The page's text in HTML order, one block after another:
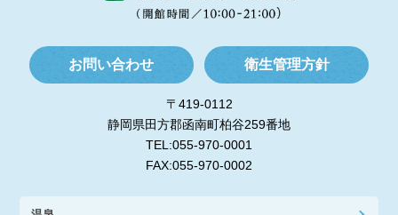
お問い合わせ 衛生管理方針
〒419-0112
静岡県田方郡函南町柏谷259番地
TEL:055-970-0001
FAX:055-970-0002